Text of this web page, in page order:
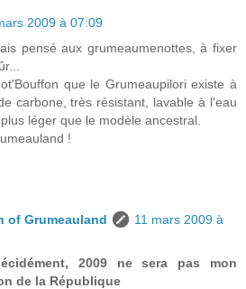
2009 à 07:09
pensé aux grumeaumenottes, à fixer
que le Grumeaupilori existe à
carbone, très résistant, lavable à l'eau
léger que le modèle ancestral.
!
of Grumeauland
11 mars 2009 à
2009 ne sera pas mon
de la République